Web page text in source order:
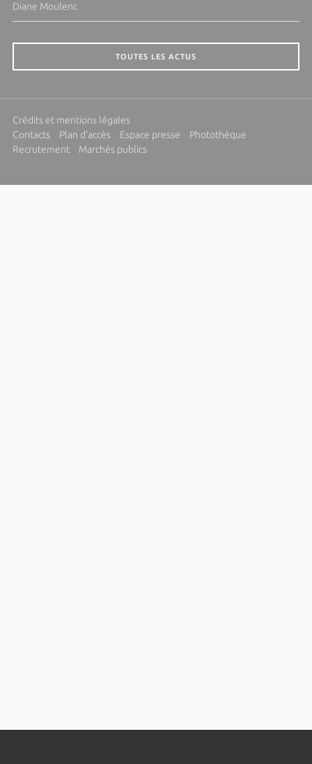
Diane Moulenc
TOUTES LES ACTUS
Crédits et mentions légales
Contacts
Plan d'accès Espace presse
Photothèque
Recrutement
Marchés publics